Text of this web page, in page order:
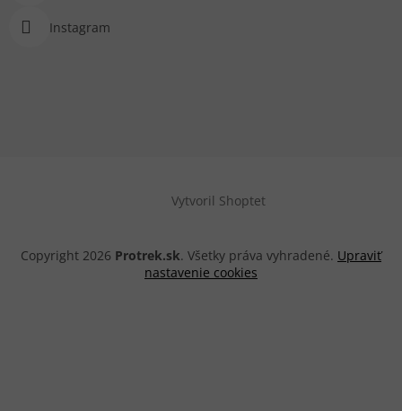
Instagram
Vytvoril Shoptet
Copyright 2026 Protrek.sk. Všetky práva vyhradené. Upraviť
nastavenie cookies